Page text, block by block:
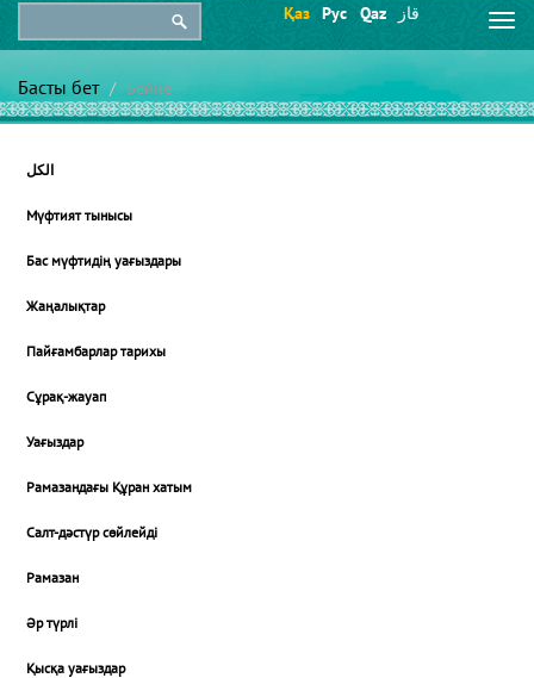
Қаз Рус Qaz قاز
Басты бет Бейне
الكل
Мүфтият тынысы
Бас мүфтидің уағыздары
Жаңалықтар
Пайғамбарлар тарихы
Сұрақ-жауап
Уағыздар
Рамазандағы Құран хатым
Салт-дәстүр сөйлейді
Рамазан
Әр түрлі
Қысқа уағыздар